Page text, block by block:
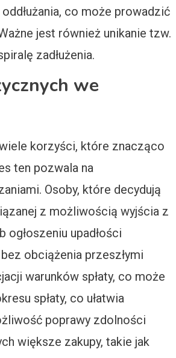
co może prowadzić
jest również unikanie tzw.
zadłużenia.
we
korzyści, które znacząco
ten pozwala na
Osoby, które decydują
z możliwością wyjścia z
ogłoszeniu upadłości
obciążenia przeszłymi
warunków spłaty, co może
spłaty, co ułatwia
poprawy zdolności
większe zakupy, takie jak